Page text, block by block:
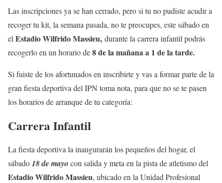
Las inscripciones ya se han cerrado, pero si tu no pudiste acudir a
recoger tu kit, la semana pasada, no te preocupes, este sábado en
el Estadio Wilfrido Massieu, durante la carrera infantil podrás
recogerlo en un horario de8 de la mañana a 1 de la tarde.
Si fuiste de los afortunados en inscribirte y vas a formar parte de la
gran fiesta deportiva del IPN toma nota, para que no se te pasen
los horarios de arranque de tu categoría:
Carrera Infantil
La fiesta deportiva la inaugurarán los pequeños del hogar, el
sábado18 de mayo con salida y meta en la pista de atletismo del
Estadio Wilfrido Massieu, ubicado en la Unidad Profesional